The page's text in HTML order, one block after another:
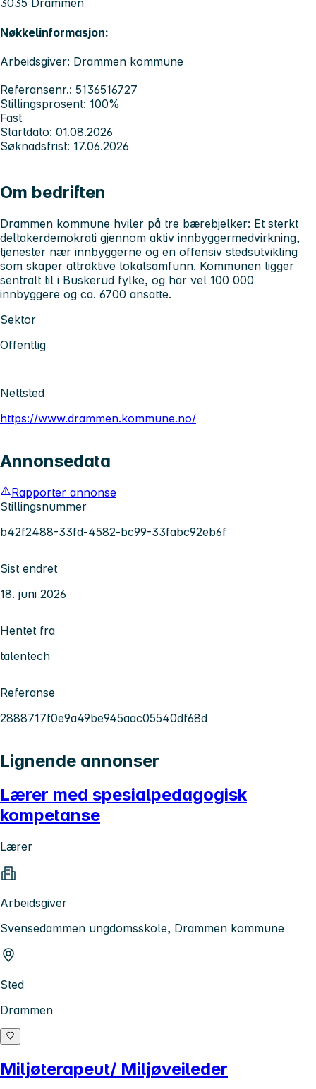
3035 Drammen
Nøkkelinformasjon:
Arbeidsgiver: Drammen kommune
Referansenr.: 5136516727
Stillingsprosent: 100%
Fast
Startdato: 01.08.2026
Søknadsfrist: 17.06.2026
Om bedriften
Drammen kommune hviler på tre bærebjelker: Et sterkt
deltakerdemokrati gjennom aktiv innbyggermedvirkning,
tjenester nær innbyggerne og en offensiv stedsutvikling
som skaper attraktive lokalsamfunn. Kommunen ligger
sentralt til i Buskerud fylke, og har vel 100 000
innbyggere og ca. 6700 ansatte.
Sektor
Offentlig
Nettsted
https://www.drammen.kommune.no/
Annonsedata
Rapporter annonse
Stillingsnummer
b42f2488-33fd-4582-bc99-33fabc92eb6f
Sist endret
18. juni 2026
Hentet fra
talentech
Referanse
2888717f0e9a49be945aac05540df68d
Lignende annonser
Lærer med spesialpedagogisk
kompetanse
Lærer
Arbeidsgiver
Svensedammen ungdomsskole, Drammen kommune
Sted
Drammen
Miljøterapeut/ Miljøveileder